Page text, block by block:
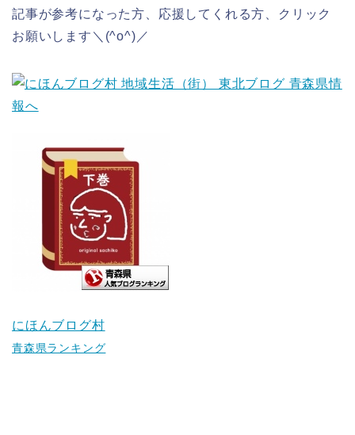
記事が参考になった方、応援してくれる方、クリック
お願いします＼(^o^)／
にほんブログ村
青森県ランキング